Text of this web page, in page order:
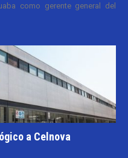
como gerente general del
a Celnova